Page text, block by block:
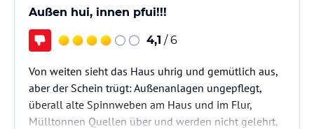
Außen hui, innen pfui!!!
4,1 / 6
Von weiten sieht das Haus uhrig und gemütlich aus,
aber der Schein trügt: Außenanlagen ungepflegt,
überall alte Spinnweben am Haus und im Flur,
Mülltonnen Quellen über und werden nicht gelehrt,